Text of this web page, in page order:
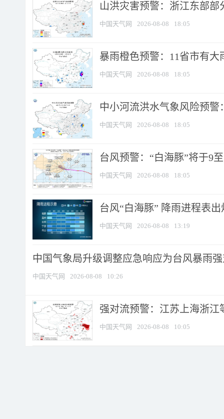
山洪灾害预警：浙江东部
中国天气网 2026-08-08 18:05
暴雨橙色预警：11省市有
中国天气网 2026-08-08 18:05
中小河流洪水气象风险预
中国天气网 2026-08-08 18:05
台风预警：“白海豚”将于9
中国天气网 2026-08-08 18:05
台风“白海豚” 降雨进程表
中国天气网 2026-08-08 13:19
中国气象局升级调整应急响应为台风暴雨
中国天气网 2026-08-08 10:26
强对流预警：江苏上海浙江
中国天气网 2026-08-08 10:05